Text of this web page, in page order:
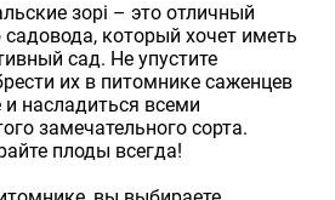
зорі – это отличный
который хочет иметь
сад. Не упустите
их в питомнике саженцев
насладиться всеми
замечательного сорта.
плоды всегда!